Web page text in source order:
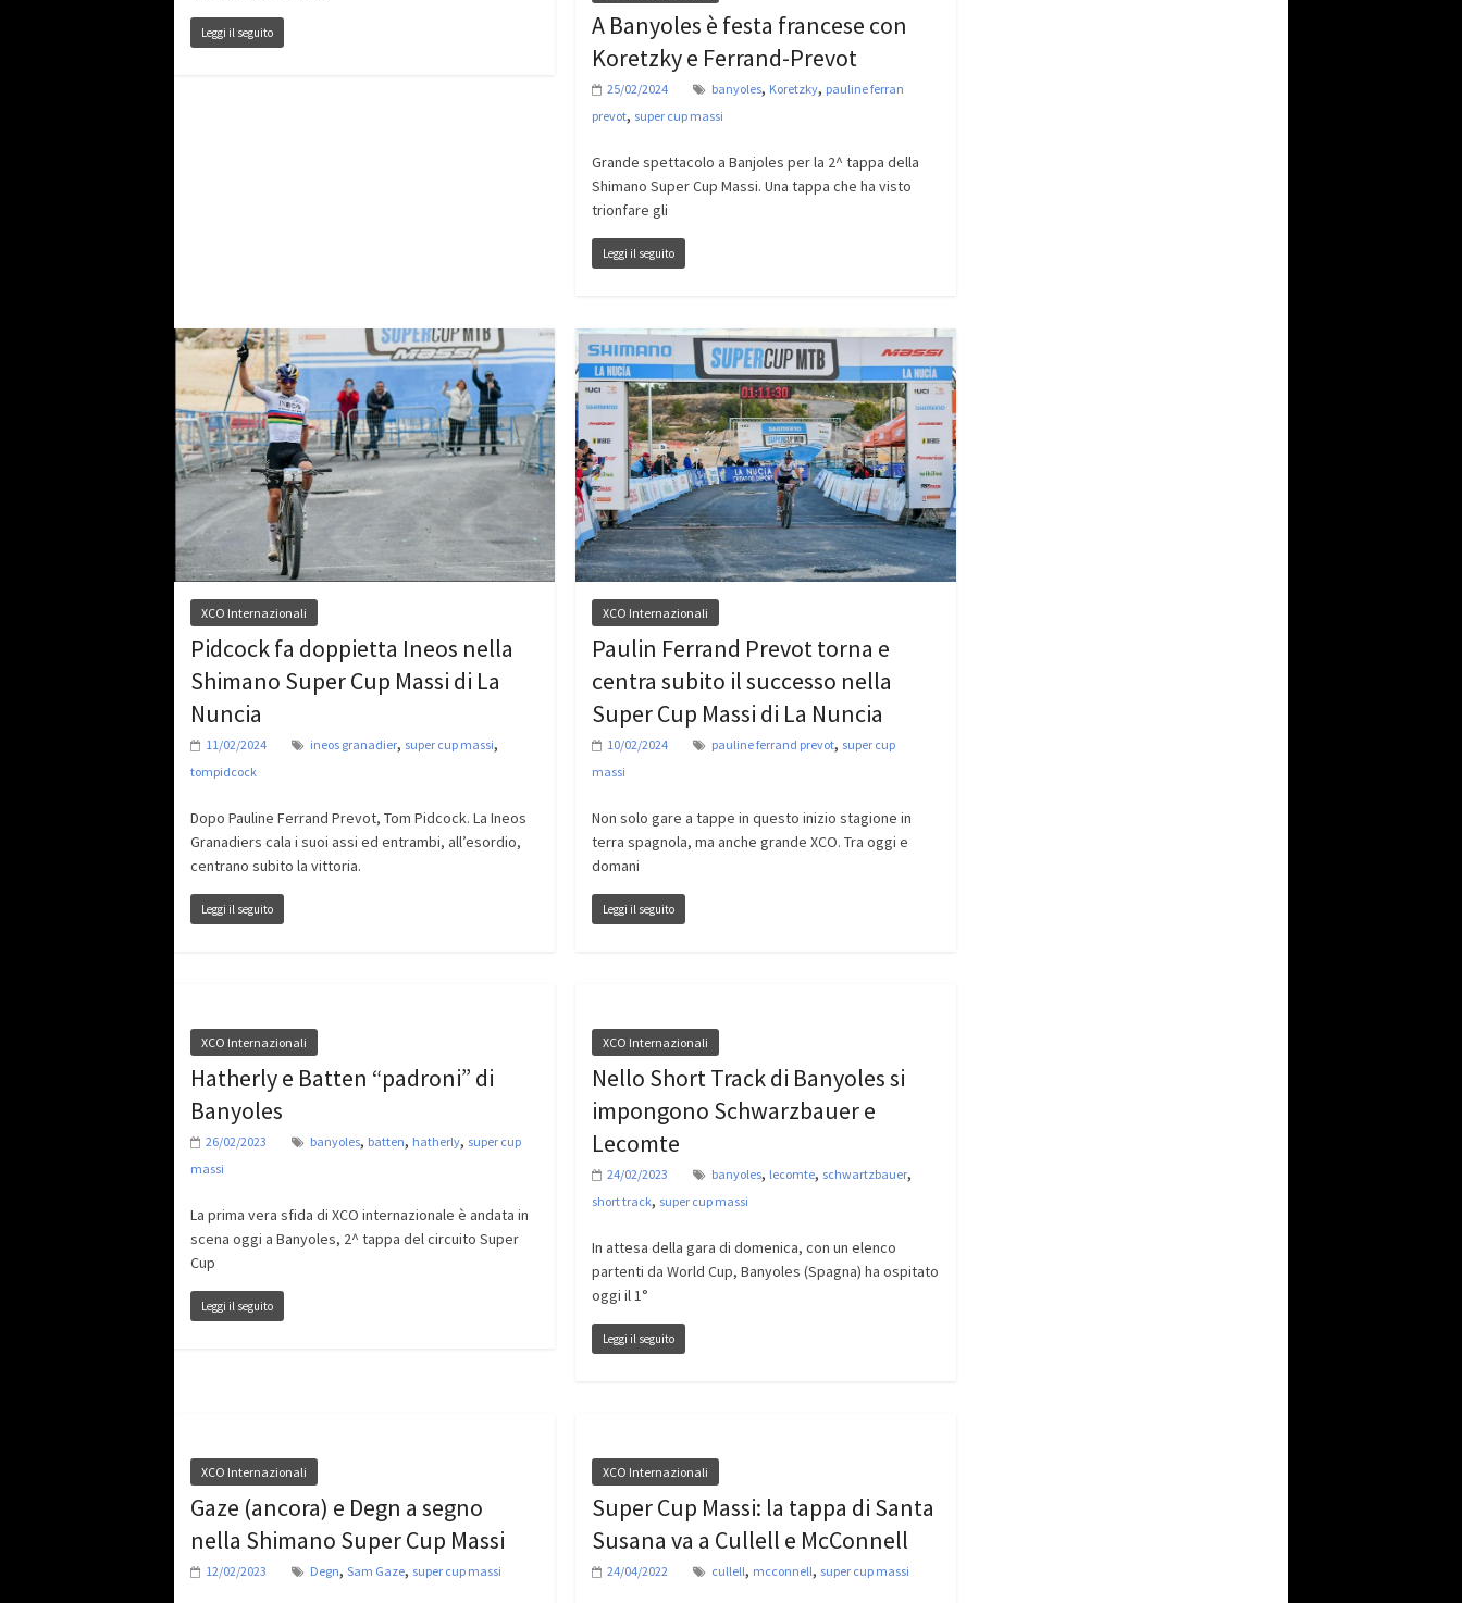
Leggi il seguito
A Banyoles è festa francese con
Koretzky e Ferrand-Prevot
25/02/2024 banyoles, Koretzky, pauline ferran
prevot, super cup massi
Grande spettacolo a Banjoles per la 2^ tappa della
Shimano Super Cup Massi. Una tappa che ha visto
trionfare gli
Leggi il seguito
XCO Internazionali
Pidcock fa doppietta Ineos nella
Shimano Super Cup Massi di La
Nuncia
11/02/2024 ineos granadier, super cup massi,
tompidcock
Dopo Pauline Ferrand Prevot, Tom Pidcock. La Ineos
Granadiers cala i suoi assi ed entrambi, all’esordio,
centrano subito la vittoria.
Leggi il seguito
XCO Internazionali
Paulin Ferrand Prevot torna e
centra subito il successo nella
Super Cup Massi di La Nuncia
10/02/2024 pauline ferrand prevot, super cup
massi
Non solo gare a tappe in questo inizio stagione in
terra spagnola, ma anche grande XCO. Tra oggi e
domani
Leggi il seguito
XCO Internazionali
Hatherly e Batten “padroni” di
Banyoles
26/02/2023 banyoles, batten, hatherly, super cup
massi
La prima vera sfida di XCO internazionale è andata in
scena oggi a Banyoles, 2^ tappa del circuito Super
Cup
Leggi il seguito
XCO Internazionali
Nello Short Track di Banyoles si
impongono Schwarzbauer e
Lecomte
24/02/2023 banyoles, lecomte, schwartzbauer,
short track, super cup massi
In attesa della gara di domenica, con un elenco
partenti da World Cup, Banyoles (Spagna) ha ospitato
oggi il 1°
Leggi il seguito
XCO Internazionali
Gaze (ancora) e Degn a segno
nella Shimano Super Cup Massi
12/02/2023 Degn, Sam Gaze, super cup massi
XCO Internazionali
Super Cup Massi: la tappa di Santa
Susana va a Cullell e McConnell
24/04/2022 cullell, mcconnell, super cup massi